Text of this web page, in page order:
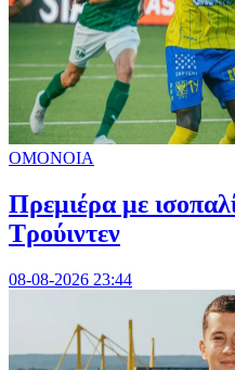
ΟΜΟΝΟΙΑ
Πρεμιέρα με
Τρούιντεν
08-08-2026 23:44